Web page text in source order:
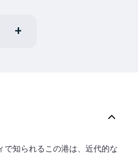
知られるこの港は、近代的な